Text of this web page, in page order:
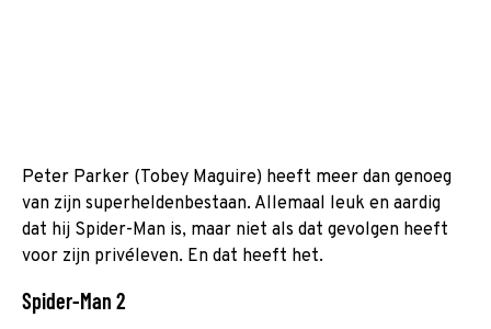
Peter Parker (Tobey Maguire) heeft meer dan genoeg
van zijn superheldenbestaan. Allemaal leuk en aardig
dat hij Spider-Man is, maar niet als dat gevolgen heeft
voor zijn privéleven. En dat heeft het.
Spider-Man 2